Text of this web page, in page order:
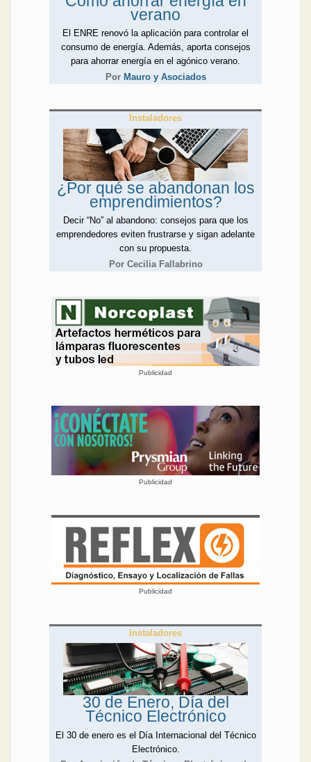
verano
El ENRE renovó la aplicación para controlar el
consumo de energía. Además, aporta consejos
para ahorrar energía en el agónico verano.
Por Mauro y Asociados
Instaladores
¿Por qué se abandonan los
emprendimientos?
Decir “No” al abandono: consejos para que los
emprendedores eviten frustrarse y sigan adelante
con su propuesta.
Por Cecilia Fallabrino
Publicidad
Publicidad
Publicidad
Instaladores
30 de Enero, Día del
Técnico Electrónico
El 30 de enero es el Día Internacional del Técnico
Electrónico.